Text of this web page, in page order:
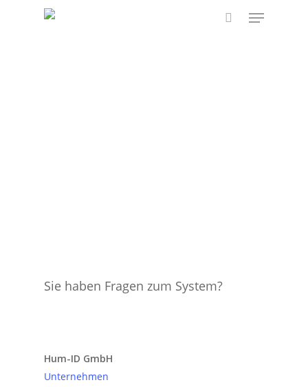
Menu
Sie haben Fragen zum System?
Hum-ID GmbH
Unternehmen